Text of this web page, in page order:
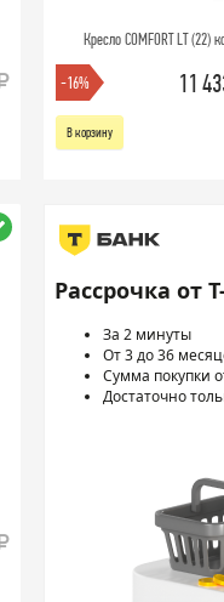
Кресло COMFORT LT
-16% 11
В корзину
Рассрочка от
За 2 минуты
От 3 до 36
Сумма покупки
Достаточно